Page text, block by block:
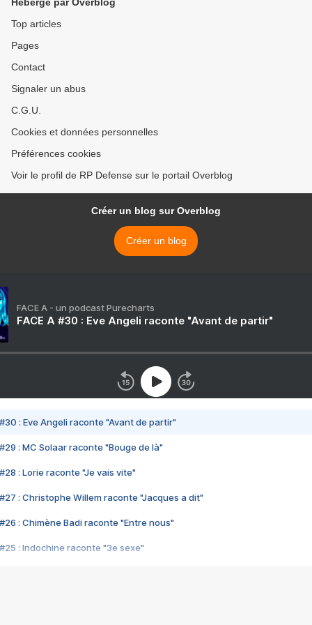
Top articles
Pages
Contact
Signaler un abus
C.G.U.
Cookies et données personnelles
Préférences cookies
Voir le profil de RP Defense sur le portail Overblog
Créer un blog sur Overblog
Créer un blog
FACE A - un podcast Purecharts
FACE A #30 : Eve Angeli raconte "Avant de partir"
#30 : Eve Angeli raconte "Avant de partir"
#29 : MC Solaar raconte "Bouge de là"
#28 : Lorie raconte "Je vais vite"
#27 : Christophe Willem raconte "Jacques a dit"
#26 : Chimène Badi raconte "Entre nous"
#25 : Indochine raconte "3e sexe"